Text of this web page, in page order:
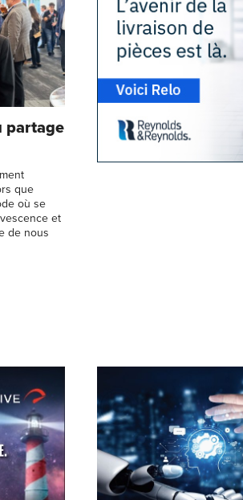
partage
que
où se
et
de nous